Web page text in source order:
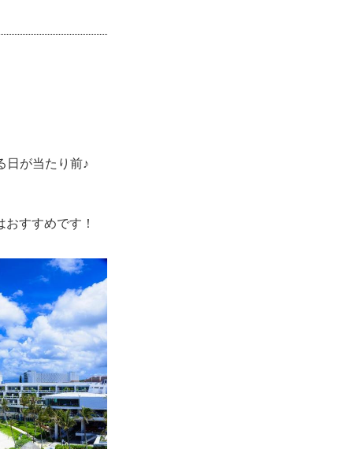
日が当たり前♪
すすめです！